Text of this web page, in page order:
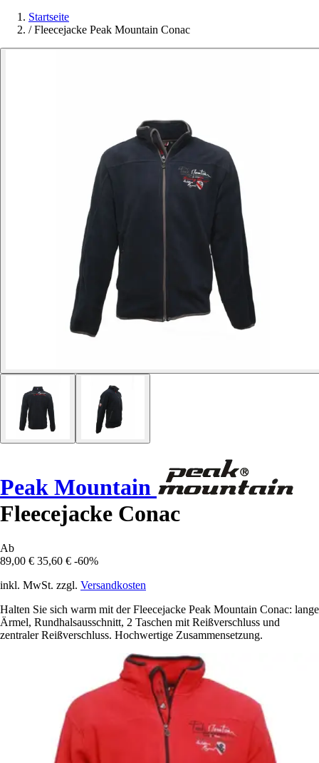
Startseite
/ Fleecejacke Peak Mountain Conac
Peak Mountain
Fleecejacke Conac
Ab
89,00 € 35,60 € -60%
inkl. MwSt. zzgl. Versandkosten
Halten Sie sich warm mit der Fleecejacke Peak Mountain Conac: lange
Ärmel, Rundhalsausschnitt, 2 Taschen mit Reißverschluss und
zentraler Reißverschluss. Hochwertige Zusammensetzung.